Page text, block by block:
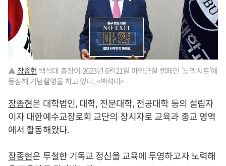
▲ 장종현 백석대 총장이 2023년 6월21일 마약근절 캠페인 '노엑시트'에
동참해 기념촬영을 하고 있다. <백석대>
장종현은 대학법인, 대학, 전문대학, 전공대학 등의 설립자
이자 대한예수교장로회 교단의 창시자로 교육과 종교 영역
에서 활동해왔다.
장종현은 투철한 기독교 정신을 교육에 투영하고자 노력해